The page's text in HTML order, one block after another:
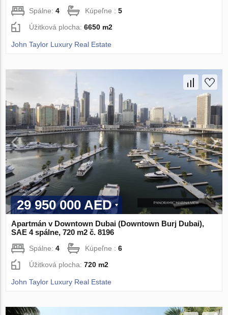
Spálne:4 Kúpeľne :5
Úžitková plocha:6650 m2
John Taylor Luxury Real Estate
29 950 000 AED
Apartmán v Downtown Dubai (Downtown Burj Dubai),
SAE 4 spálne, 720 m2 č. 8196
Spálne:4 Kúpeľne :6
Úžitková plocha:720 m2
John Taylor Luxury Real Estate